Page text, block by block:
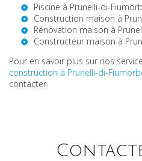
Piscine à Prunelli-di-
Construction maison à
Rénovation maison à
Constructeur maison à
Pour en savoir plus sur nos
construction à Prunelli-di-
contacter.